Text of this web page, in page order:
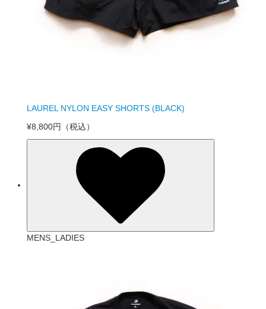
LAUREL NYLON EASY SHORTS (BLACK)
¥8,800円
（税込）
MENS_LADIES